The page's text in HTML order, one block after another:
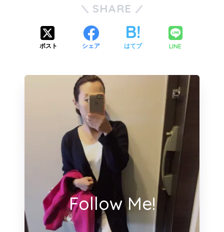
SHARE
ポスト シェア はてブ LINE
Follow Me!